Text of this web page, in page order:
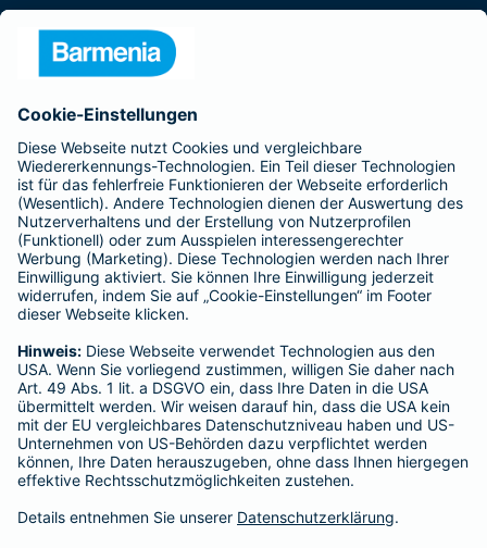
Barmenia ist Teil der BarmeniaGothaer
BELIEBTE SEITEN
Kranken-Zusatzversicherung
Tierversicherungen
Haftpflichtversicherung
Hausratversicherung
Adresse ändern
Schaden melden
Kilometerstandsmeldung
Serviceübersicht